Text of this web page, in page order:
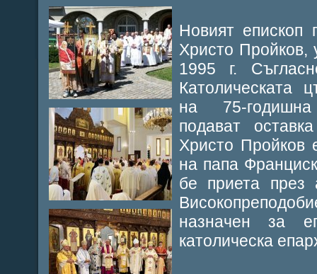
Новият
Христо Пройков,
1995 г.
Католическата
на 75-
подават
Христо Пройков
на папа
бе приета през
назначен за
католическа